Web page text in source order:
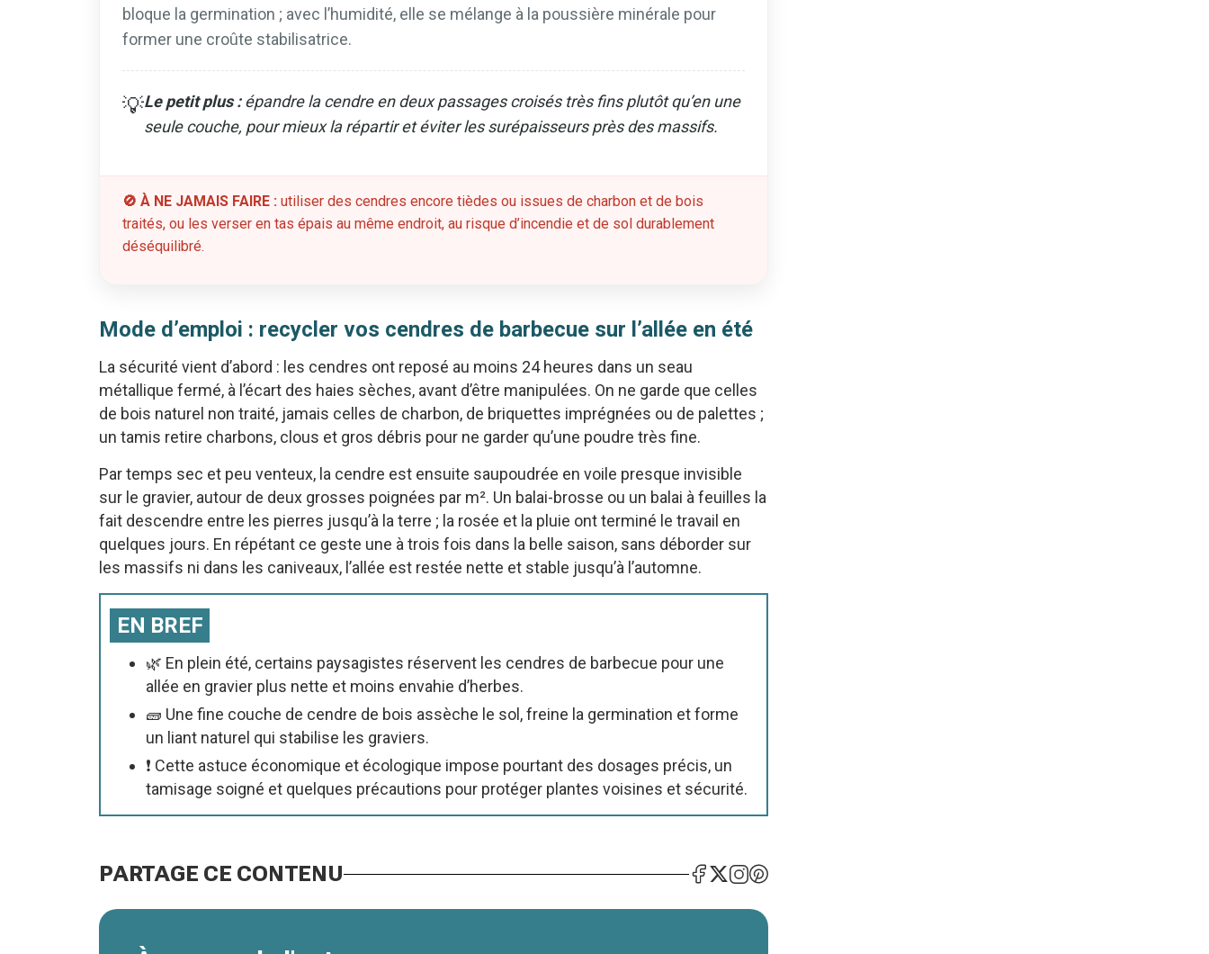
bloque la germination ; avec l’humidité, elle se mélange à la poussière minérale pour
former une croûte stabilisatrice.
💡Le petit plus :épandre la cendre en deux passages croisés très fins plutôt qu’en une
seule couche, pour mieux la répartir et éviter les surépaisseurs près des massifs.
🚫 À NE JAMAIS FAIRE : utiliser des cendres encore tièdes ou issues de charbon et de bois
traités, ou les verser en tas épais au même endroit, au risque d’incendie et de sol durablement
déséquilibré.
Mode d’emploi : recycler vos cendres de barbecue sur l’allée en été
La sécurité vient d’abord : les cendres ont reposé au moins 24 heures dans un seau
métallique fermé, à l’écart des haies sèches, avant d’être manipulées. On ne garde que celles
de bois naturel non traité, jamais celles de charbon, de briquettes imprégnées ou de palettes ;
un tamis retire charbons, clous et gros débris pour ne garder qu’une poudre très fine.
Par temps sec et peu venteux, la cendre est ensuite saupoudrée en voile presque invisible
sur le gravier, autour de deux grosses poignées par m². Un balai-brosse ou un balai à feuilles la
fait descendre entre les pierres jusqu’à la terre ; la rosée et la pluie ont terminé le travail en
quelques jours. En répétant ce geste une à trois fois dans la belle saison, sans déborder sur
les massifs ni dans les caniveaux, l’allée est restée nette et stable jusqu’à l’automne.
EN BREF
🌿 En plein été, certains paysagistes réservent les cendres de barbecue pour une
allée en gravier plus nette et moins envahie d’herbes.
🧱 Une fine couche de cendre de bois assèche le sol, freine la germination et forme
un liant naturel qui stabilise les graviers.
❗ Cette astuce économique et écologique impose pourtant des dosages précis, un
tamisage soigné et quelques précautions pour protéger plantes voisines et sécurité.
PARTAGE CE CONTENU